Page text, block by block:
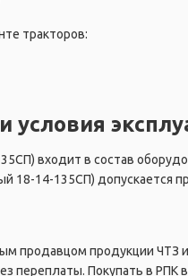
тракторов:
условия
входит в состав
18-14-135СП) допускается
продавцом продукции ЧТЗ
переплаты. Покупать в РПК